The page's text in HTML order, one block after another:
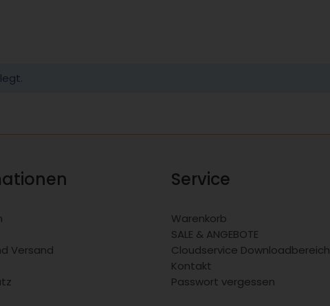
Versand
Service
Warenkorb
SALE & ANGEBOTE
Cloudservice Downloadbereich
Kontakt
Passwort vergessen